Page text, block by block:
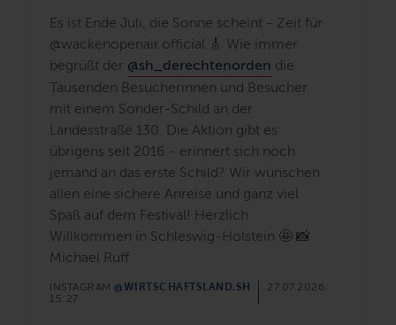
Es ist Ende Juli, die Sonne scheint - Zeit für
@wackenopenair.official 🎸 Wie immer
begrüßt der @sh_derechtenorden die
Tausenden Besucherinnen und Besucher
mit einem Sonder-Schild an der
Landesstraße 130. Die Aktion gibt es
übrigens seit 2016 - erinnert sich noch
jemand an das erste Schild? Wir wünschen
allen eine sichere Anreise und ganz viel
Spaß auf dem Festival! Herzlich
Willkommen in Schleswig-Holstein 🤩 📸
Michael Ruff
INSTAGRAM @WIRTSCHAFTSLAND.SH
27.07.2026
15:27